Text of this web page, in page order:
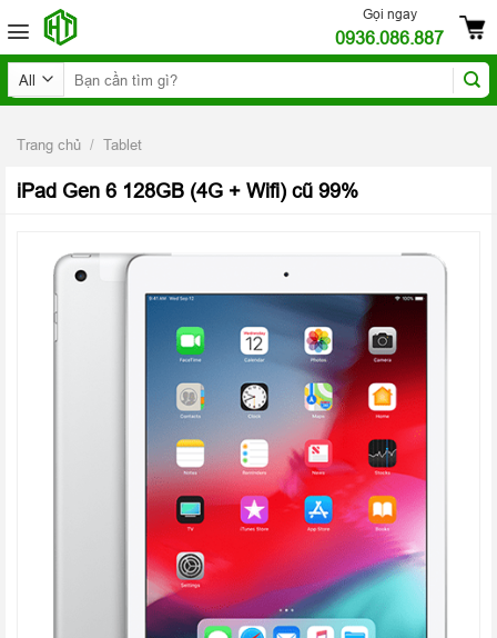
to
content
Gọi ngay
0936.086.887
Tìm
kiếm:
Trang chủ / Tablet
iPad Gen 6 128GB (4G + Wifi) cũ 99%